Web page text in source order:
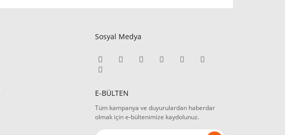
Sosyal Medya
E-BÜLTEN
Tüm kampanya ve duyurulardan haberdar
olmak için e-bültenimize kaydolunuz.